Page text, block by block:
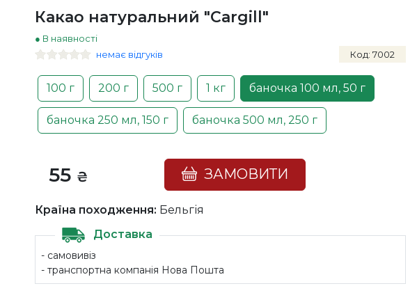
Какао натуральний "Cargill"
● В наявності
немає відгуків
Код: 7002
100 г 200 г 500 г 1 кг баночка 100 мл, 50 г
баночка 250 мл, 150 г баночка 500 мл, 250 г
55 ₴ ЗАМОВИТИ
Країна походження: Бельгія
Доставка
- самовивіз
- транспортна компанія Нова Пошта